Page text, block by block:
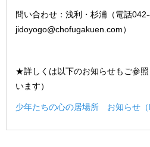
問い合わせ：浅利・杉浦（電話
jidoyogo@chofugakuen.com）
★詳しくは以下のお知らせもご参
います）
少年たちの心の居場所 お知らせ（